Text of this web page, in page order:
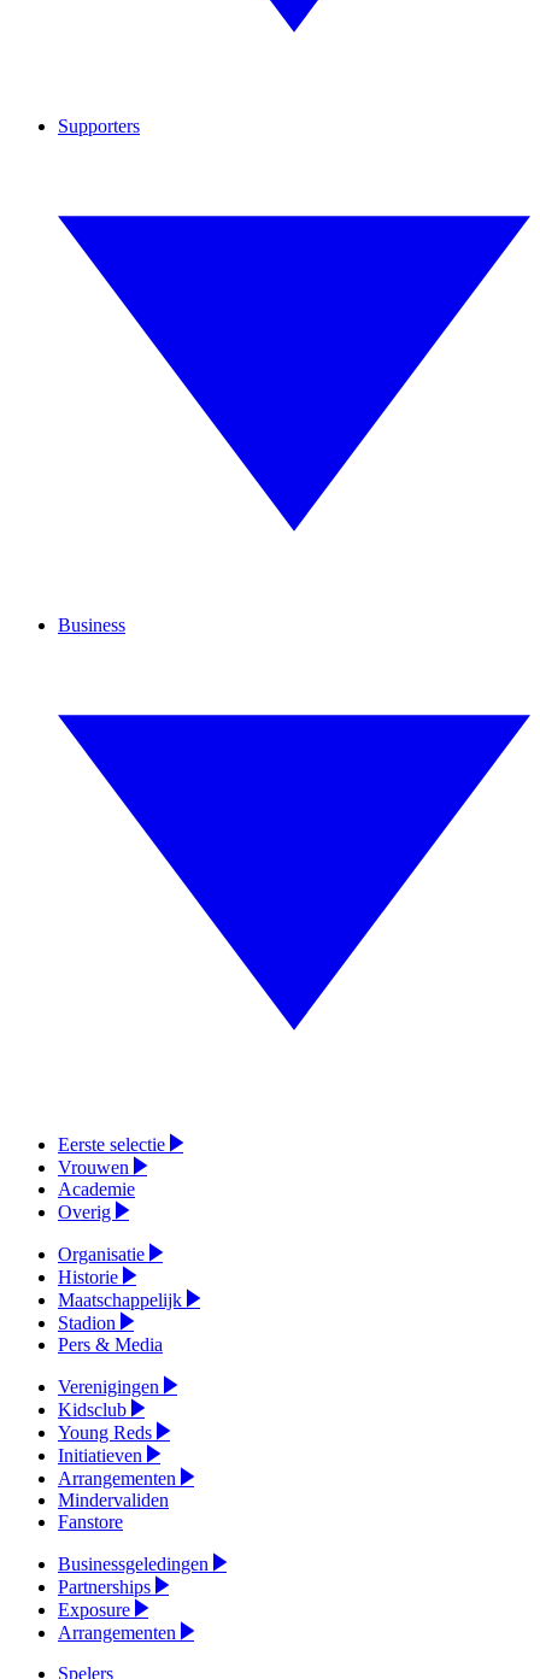
Supporters
Business
Eerste selectie
Vrouwen
Academie
Overig
Organisatie
Historie
Maatschappelijk
Stadion
Pers & Media
Verenigingen
Kidsclub
Young Reds
Initiatieven
Arrangementen
Mindervaliden
Fanstore
Businessgeledingen
Partnerships
Exposure
Arrangementen
Spelers